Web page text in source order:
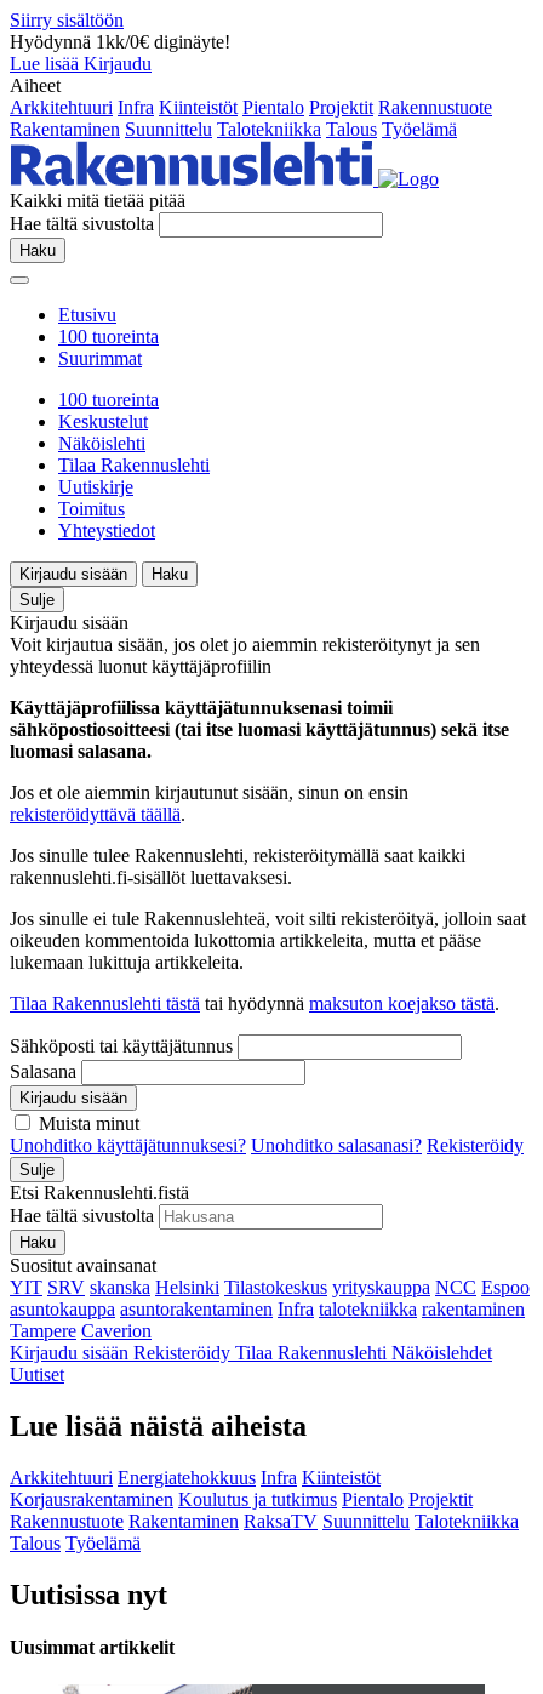
Siirry sisältöön
Hyödynnä 1kk/0€ diginäyte!
Lue lisää Kirjaudu
Aiheet
Arkkitehtuuri Infra Kiinteistöt Pientalo Projektit Rakennustuote
Rakentaminen Suunnittelu Talotekniikka Talous Työelämä
Kaikki mitä tietää pitää
Hae tältä sivustolta
Haku
Etusivu
100 tuoreinta
Suurimmat
100 tuoreinta
Keskustelut
Näköislehti
Tilaa Rakennuslehti
Uutiskirje
Toimitus
Yhteystiedot
Kirjaudu sisään
Haku
Sulje
Kirjaudu sisään
Voit kirjautua sisään, jos olet jo aiemmin rekisteröitynyt ja sen
yhteydessä luonut käyttäjäprofiilin
Käyttäjäprofiilissa käyttäjätunnuksenasi toimii
sähköpostiosoitteesi (tai itse luomasi käyttäjätunnus) sekä itse
luomasi salasana.
Jos et ole aiemmin kirjautunut sisään, sinun on ensin
rekisteröidyttävä täällä.
Jos sinulle tulee Rakennuslehti, rekisteröitymällä saat kaikki
rakennuslehti.fi-sisällöt luettavaksesi.
Jos sinulle ei tule Rakennuslehteä, voit silti rekisteröityä, jolloin saat
oikeuden kommentoida lukottomia artikkeleita, mutta et pääse
lukemaan lukittuja artikkeleita.
Tilaa Rakennuslehti tästä tai hyödynnä maksuton koejakso tästä.
Sähköposti tai käyttäjätunnus
Salasana
Kirjaudu sisään
Muista minut
Unohditko käyttäjätunnuksesi? Unohditko salasanasi? Rekisteröidy
Sulje
Etsi Rakennuslehti.fistä
Hae tältä sivustolta
Haku
Suositut avainsanat
YIT SRV skanska Helsinki Tilastokeskus yrityskauppa NCC Espoo
asuntokauppa asuntorakentaminen Infra talotekniikka rakentaminen
Tampere Caverion
Kirjaudu sisään Rekisteröidy Tilaa Rakennuslehti Näköislehdet
Uutiset
Lue lisää näistä aiheista
Arkkitehtuuri Energiatehokkuus Infra Kiinteistöt
Korjausrakentaminen Koulutus ja tutkimus Pientalo Projektit
Rakennustuote Rakentaminen RaksaTV Suunnittelu Talotekniikka
Talous Työelämä
Uutisissa nyt
Uusimmat artikkelit